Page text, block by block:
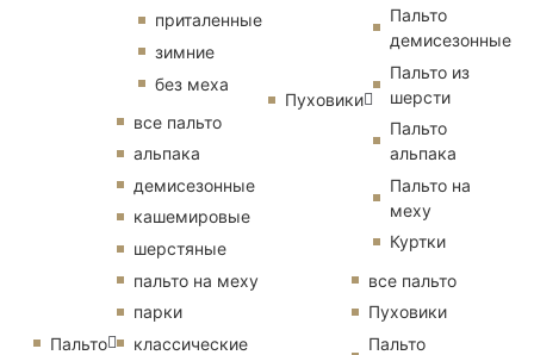
приталенные
зимние
без меха
Пальто
все пальто
альпака
демисезонные
кашемировые
шерстяные
пальто на меху
парки
классические
Пуховики
Пальто
демисезонные
Пальто из
шерсти
Пальто
альпака
Пальто на
меху
Куртки
все пальто
Пуховики
Пальто